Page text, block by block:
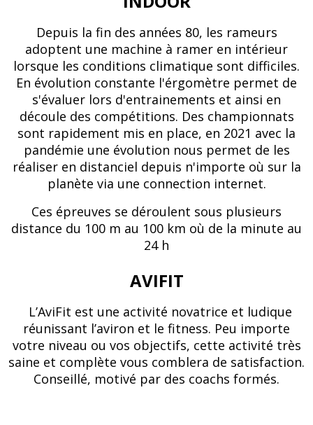
Depuis la fin des années 80, les rameurs
adoptent une machine à ramer en intérieur
lorsque les conditions climatique sont difficiles.
En évolution constante l'érgomètre permet de
s'évaluer lors d'entrainements et ainsi en
découle des compétitions. Des championnats
sont rapidement mis en place, en 2021 avec la
pandémie une évolution nous permet de les
réaliser en distanciel depuis n'importe où sur la
planète via une connection internet.
Ces épreuves se déroulent sous plusieurs
distance du 100 m au 100 km où de la minute au
24 h
AVIFIT
L’AviFit est une activité novatrice et ludique
réunissant l’aviron et le fitness. Peu importe
votre niveau ou vos objectifs, cette activité très
saine et complète vous comblera de satisfaction.
Conseillé, motivé par des coachs formés.